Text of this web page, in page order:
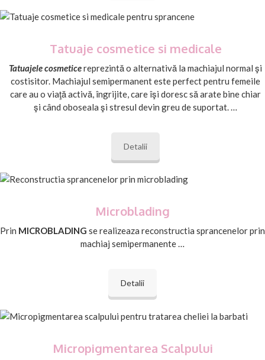
Tatuaje cosmetice si medicale
Tatuajele cosmeticereprezintă o alternativă la machiajul normal şi
costisitor. Machiajul semipermanent este perfect pentru femeile
care au o viaţă activă, îngrijite, care îşi doresc să arate bine chiar
şi când oboseala şi stresul devin greu de suportat. …
Detalii
Microblading
Prin MICROBLADING se realizeaza reconstructia sprancenelor prin
machiaj semipermanente …
Detalii
Micropigmentarea Scalpului